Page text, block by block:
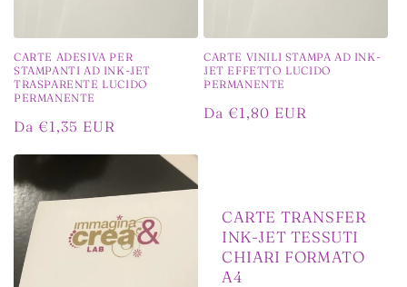
CARTE ADESIVA PER
STAMPANTI AD INK-JET
TRASPARENTE LUCIDO
PERMANENTE
Prezzo
Da €1,35 EUR
CARTE VINILI STAMPA AD INK-
JET EFFETTO LUCIDO
PERMANENTE
Prezzo
Da €1,80 EUR
CARTE TRANSFER
INK-JET TESSUTI
CHIARI FORMATO
A4